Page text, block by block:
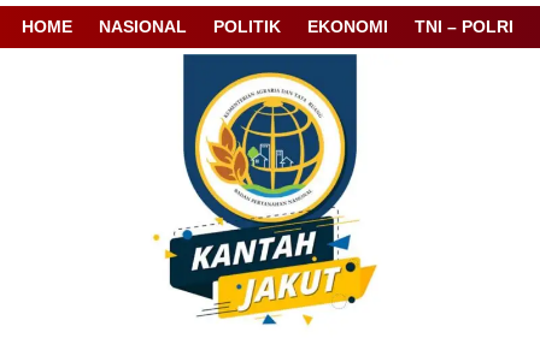
HOME NASIONAL POLITIK EKONOMI TNI – POLRI